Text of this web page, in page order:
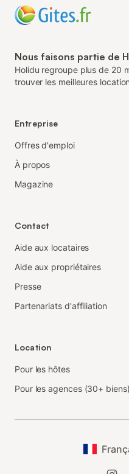
Nous faisons partie de
Holidu regroupe plus de 20
trouver les meilleures
Entreprise
Offres d'emploi
À propos
Magazine
Contact
Aide aux locataires
Aide aux propriétaires
Presse
Partenariats d'affiliation
Location
Pour les hôtes
Pour les agences (30+ biens)